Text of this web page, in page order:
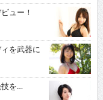
ュー！
を武器に
を…